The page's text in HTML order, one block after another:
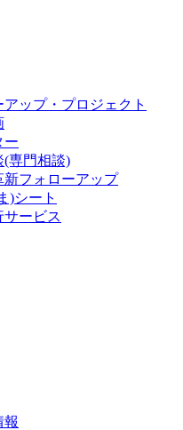
ップ・プロジェクト
ー
(専門相談)
フォローアップ
)シート
ービス
報